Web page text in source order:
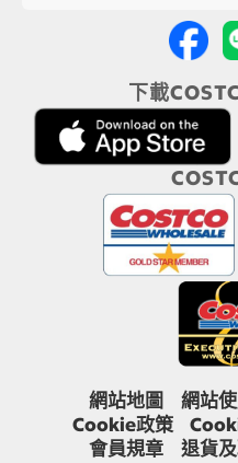
下載
網站地圖 網站
Cookie政策
會員規章
退貨